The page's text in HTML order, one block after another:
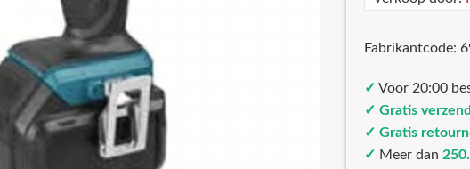
Fabrikantcode:
✓ Voor 20:00
✓ Gratis
✓ Gratis
✓ Meer dan